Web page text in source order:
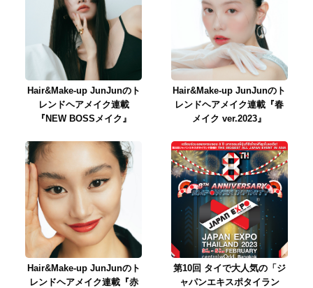
Hair&Make-up JunJunのト
レンドヘアメイク連載
『NEW BOSSメイク』
Hair&Make-up JunJunのト
レンドヘアメイク連載『春
メイク ver.2023』
Hair&Make-up JunJunのト
レンドヘアメイク連載『赤
第10回 タイで大人気の「ジ
ャパンエキスポタイラン